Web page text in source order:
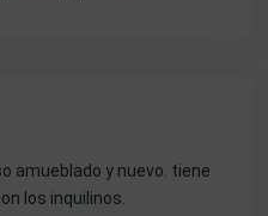
amueblado y nuevo. tiene
los inquilinos.